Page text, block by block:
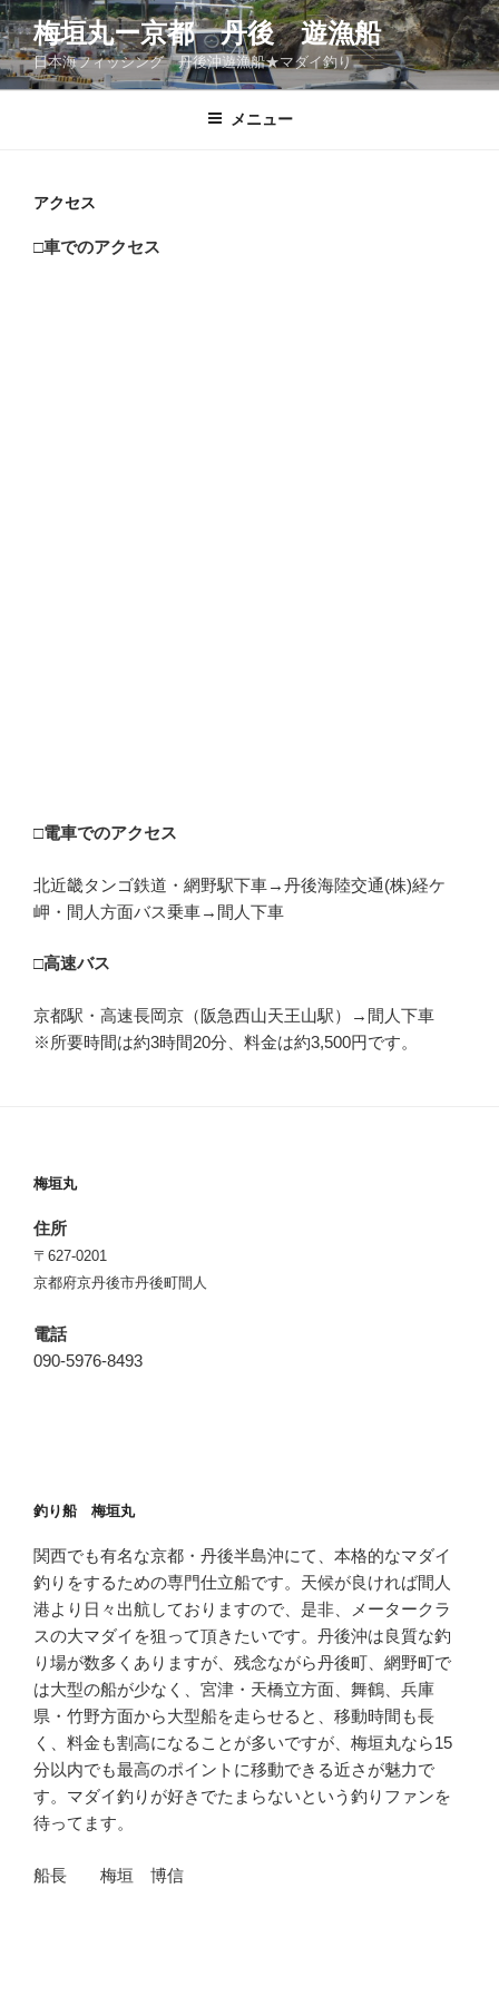
コ
ン
テ
ン
梅垣丸ー京都 丹後 遊漁船
日本海フィッシング 丹後沖遊漁船★マダイ釣り
メニュー
アクセス
□車でのアクセス
□電車でのアクセス
北近畿タンゴ鉄道・網野駅下車→丹後海陸交通(株)経ケ
岬・間人方面バス乗車→間人下車
□高速バス
京都駅・高速長岡京（阪急西山天王山駅）→間人下車
※所要時間は約3時間20分、料金は約3,500円です。
梅垣丸
住所
〒627-0201
京都府京丹後市丹後町間人
電話
090-5976-8493
釣り船 梅垣丸
関西でも有名な京都・丹後半島沖にて、本格的なマダイ
釣りをするための専門仕立船です。天候が良ければ間人
港より日々出航しておりますので、是非、メータークラ
スの大マダイを狙って頂きたいです。丹後沖は良質な釣
り場が数多くありますが、残念ながら丹後町、網野町で
は大型の船が少なく、宮津・天橋立方面、舞鶴、兵庫
県・竹野方面から大型船を走らせると、移動時間も長
く、料金も割高になることが多いですが、梅垣丸なら15
分以内でも最高のポイントに移動できる近さが魅力で
す。マダイ釣りが好きでたまらないという釣りファンを
待ってます。
船長 梅垣 博信